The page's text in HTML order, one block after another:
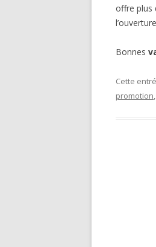
offre plus
Bonnes
Cette
promotion,